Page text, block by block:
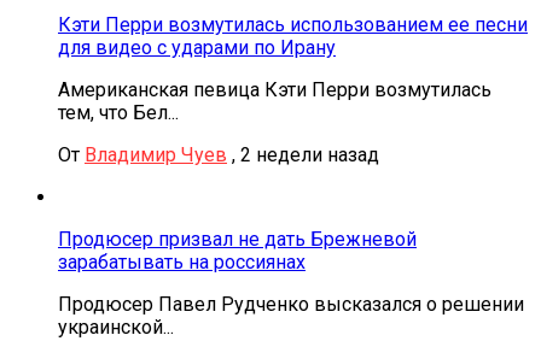
Кэти Перри возмутилась использованием ее песни
для видео с ударами по Ирану
Американская певица Кэти Перри возмутилась
тем, что Бел...
От Владимир Чуев , 2 недели назад
Продюсер призвал не дать Брежневой
зарабатывать на россиянах
Продюсер Павел Рудченко высказался о решении
украинской...